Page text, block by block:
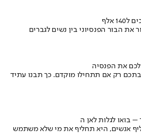
את הבור הפנסיוני בין נשים לגברים
לכם את הפנסיה
רק אם תתחילו מוקדם. כך תבנו עתיד
אנשים, היא תחליף את מי שלא משתמש